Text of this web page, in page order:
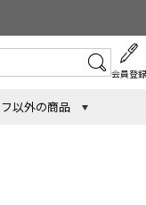
会員登録
以外の商品